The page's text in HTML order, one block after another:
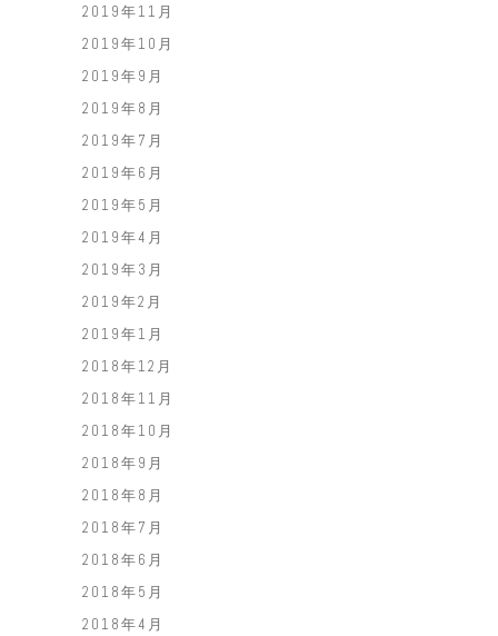
2019年11月
2019年10月
2019年9月
2019年8月
2019年7月
2019年6月
2019年5月
2019年4月
2019年3月
2019年2月
2019年1月
2018年12月
2018年11月
2018年10月
2018年9月
2018年8月
2018年7月
2018年6月
2018年5月
2018年4月